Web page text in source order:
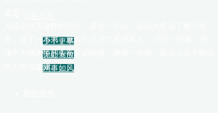
少不更事
无处安放
网事如风
界，读了一本书，就以为见识了真理本人。 经历一些事，就
顶个大彻大悟的头衔开始招摇，遭遇一些情，就马上立个牌坊
给人指点迷津。